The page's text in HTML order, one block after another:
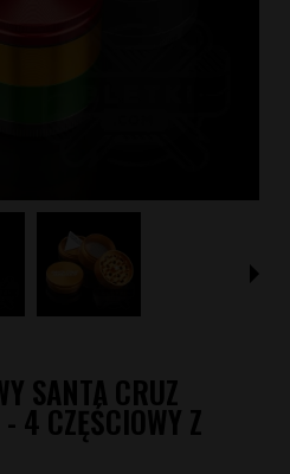
SANTA CRUZ
4 CZĘŚCIOWY Z